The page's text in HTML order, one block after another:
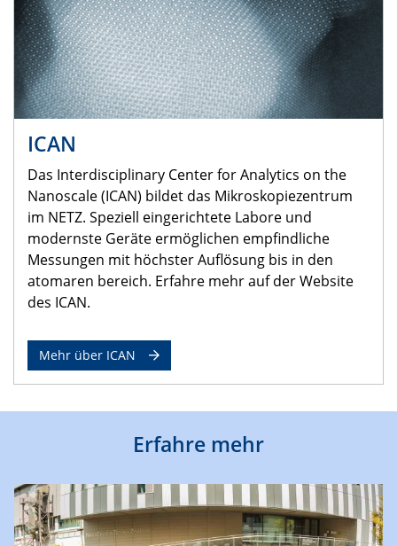
ICAN
Das Interdisciplinary Center for Analytics on the
Nanoscale (ICAN) bildet das Mikroskopiezentrum
im NETZ. Speziell eingerichtete Labore und
modernste Geräte ermöglichen empfindliche
Messungen mit höchster Auflösung bis in den
atomaren bereich. Erfahre mehr auf der Website
des ICAN.
Mehr über ICAN
Erfahre mehr